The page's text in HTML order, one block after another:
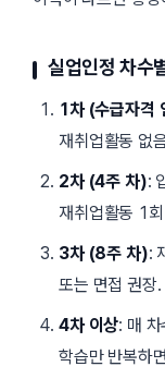
실업인정 차수
1차 (수급자격
재취업활동 없
2차 (4주 차):
재취업활동 1
3차 (8주 차):
또는 면접 권장.
4차 이상: 매
학습만 반복하